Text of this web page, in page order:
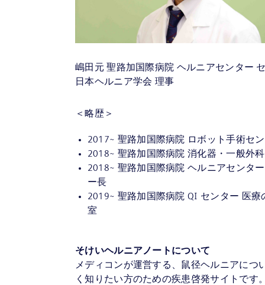
嶋田元 聖路加国際病院 ヘルニアセンター
日本ヘルニア学会 理事
＜略歴＞
2017~ 聖路加国際病院 ロボット手術セ
2018~ 聖路加国際病院 消化器・一般外
2018~ 聖路加国際病院 ヘルニアセンタ
ー長
2019~ 聖路加国際病院 QI センター 医療
室
そけいヘルニアノートについて
メディコンが運営する、鼠径ヘルニアにつ
く知りたい方のための疾患啓発サイトです